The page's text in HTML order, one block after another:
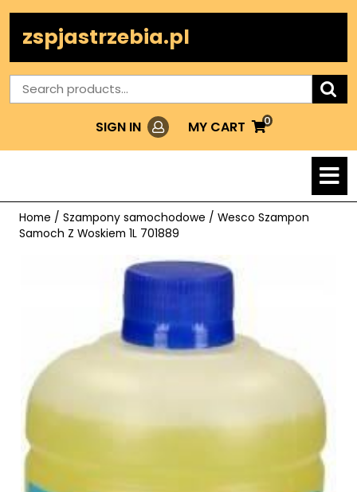
contentzspjastrzebia.pl
Search
for:
SIGN IN LoginMY CART
MY
0
Home / Szampony samochodowe / Wesco Szampon
Samoch Z Woskiem 1L 701889